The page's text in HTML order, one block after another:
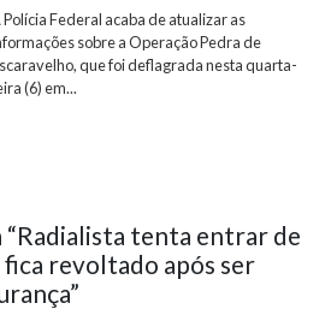
Polícia Federal acaba de atualizar as
sobre a Operação Pedra de
que foi deflagrada nesta quarta-
(6) em...
“Radialista tenta entrar de
fica revoltado após ser